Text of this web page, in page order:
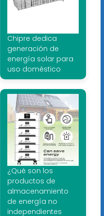
Chipre dedica
generación de
energía solar para
uso doméstico
¿Qué son los
productos de
almacenamiento
de energía no
independientes